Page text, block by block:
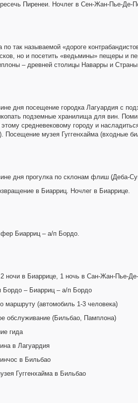
Пиренеи. Ночлег в Сен-Жан-Пье-Де-
по так называемой «дороге
но и посетить «ведьмины» пещеры и
– древней столицы Наварры и
дня посещение городка Лагуардия с
подземные хранилища для вин.
этому средневековому городу и
Посещение музея Гуггенхайма (входные
дня прогулка по склонам флиш (Деба-
в Биарриц. Ночлег в Биаррице.
Биарриц – а/п Бордо.
ночи в Биаррице, 1 ночь в Сан-Жан-Пье-
Бордо – Биарриц – а/п Бордо
маршруту (автомобиль 1-3 человека)
обслуживание (Бильбао, Памплона)
гида
в Лагуардия
в Бильбао
Гуггенхайма в Бильбао